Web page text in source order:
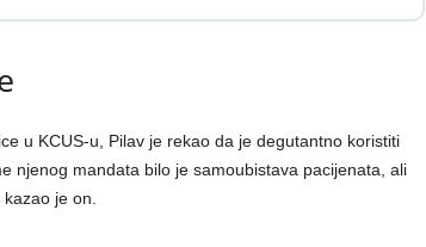
u KCUS-u, Pilav je rekao da je degutantno koristiti
njenog mandata bilo je samoubistava pacijenata, ali
je on.